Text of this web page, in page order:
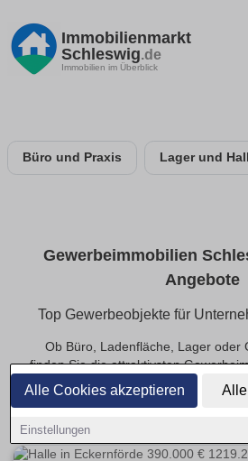
Alle Cookies akzeptieren
Einstellungen
Immobilienmarkt
Schleswig.de
Immobilien im Überblick
Büro und Praxis Lager und
Gewerbeimmobilien
Angebote
Top Gewerbeobjekte für
Ob Büro, Ladenfläche, Lager oder
finden Sie die attraktivsten
Perfekt für Start-ups,
Unternehmen, die schnell